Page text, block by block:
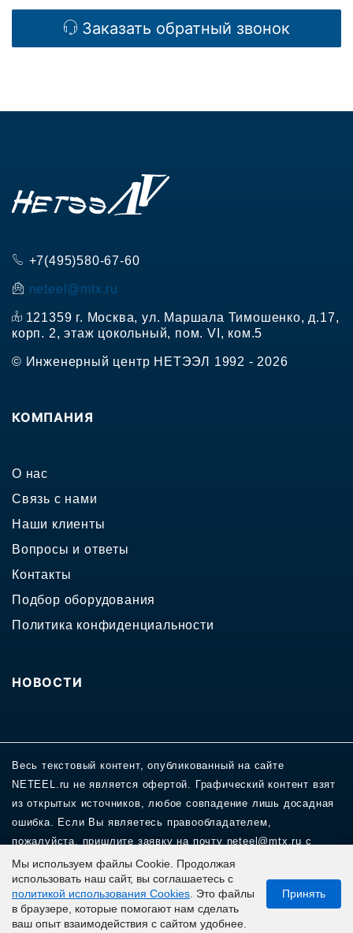
Заказать обратный звонок
+7(495)580-67-60
neteel@mtx.ru
121359 г. Москва, ул. Маршала Тимошенко, д.17,
корп. 2, этаж цокольный, пом. VI, ком.5
© Инженерный центр НЕТЭЭЛ 1992 - 2026
КОМПАНИЯ
О нас
Связь с нами
Наши клиенты
Вопросы и ответы
Контакты
Подбор оборудования
Политика конфиденциальности
НОВОСТИ
Весь текстовый контент, опубликованный на сайте
NETEEL.ru не является офертой. Графический контент взят
из открытых источников, любое совпадение лишь досадная
ошибка. Если Вы являетесь правообладателем,
пожалуйста, пришлите заявку на почту neteel@mtx.ru с
подтверждением права на изображение и мы уберем
спорный объект.
Мы используем файлы Cookie. Продолжая
использовать наш сайт, вы соглашаетесь с
политикой использования Cookies . Это файлы
в браузере, которые помогают нам сделать
ваш опыт взаимодействия с сайтом удобнее.
Принять